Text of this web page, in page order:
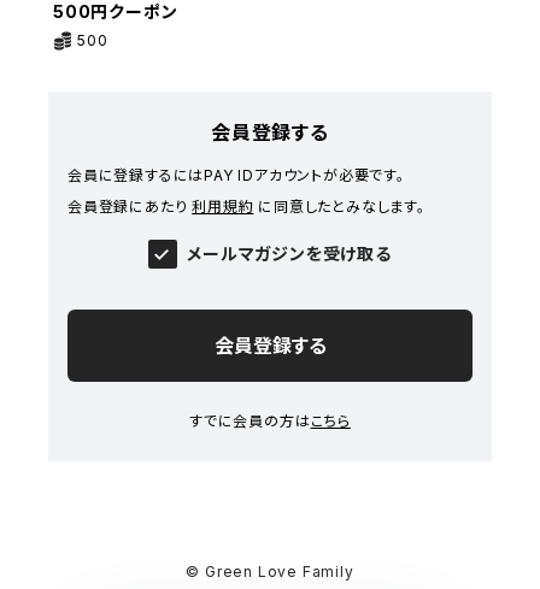
500円クーポン
500
会員登録する
会員に登録するにはPAY IDアカウントが必要です。
会員登録にあたり利用規約 に同意したとみなします。
メールマガジンを受け取る
会員登録する
すでに会員の方はこちら
© Green Love Family